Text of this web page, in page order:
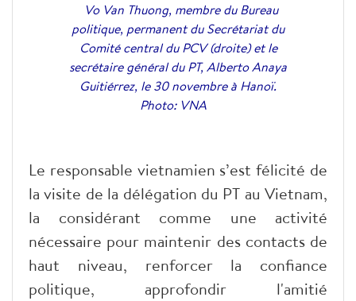
Vo Van Thuong, membre du Bureau
politique, permanent du Secrétariat du
Comité central du PCV (droite) et le
secrétaire général du PT, Alberto Anaya
Guitiérrez, le 30 novembre à Hanoï.
Photo: VNA
Le responsable vietnamien s’est félicité de
la visite de la délégation du PT au Vietnam,
la considérant comme une activité
nécessaire pour maintenir des contacts de
haut niveau, renforcer la confiance
politique, approfondir l'amitié